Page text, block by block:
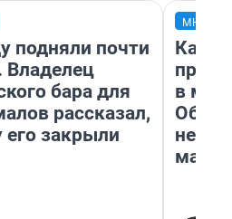
подняли почти
Владелец
бара для
рассказал,
его закрыли
в